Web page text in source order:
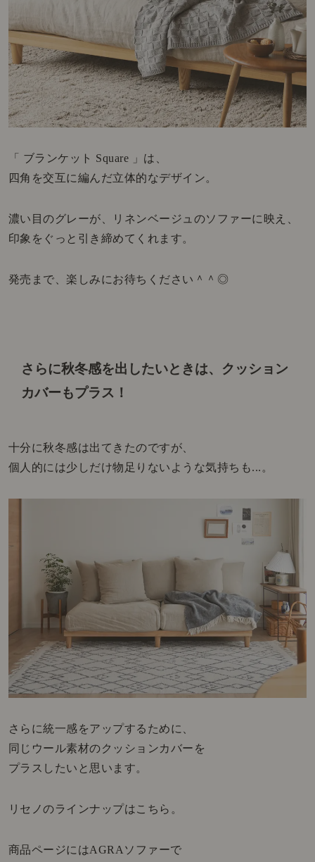
「 ブランケット Square 」は、
四角を交互に編んだ立体的なデザイン。
濃い目のグレーが、リネンベージュのソファーに映え、
印象をぐっと引き締めてくれます。
発売まで、楽しみにお待ちください＾＾◎
さらに秋冬感を出したいときは、 クッション
カバーもプラス！
十分に秋冬感は出てきたのですが、
個人的には少しだけ物足りないような気持ちも...。
さらに統一感をアップするために、
同じウール素材のクッションカバーを
プラスしたいと思います。
リセノのラインナップはこちら。
商品ページにはAGRAソファーで